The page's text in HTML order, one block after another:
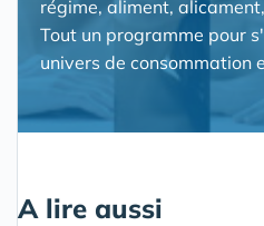
régime, aliment,
Tout un programme pour
univers de consommation
A lire aussi